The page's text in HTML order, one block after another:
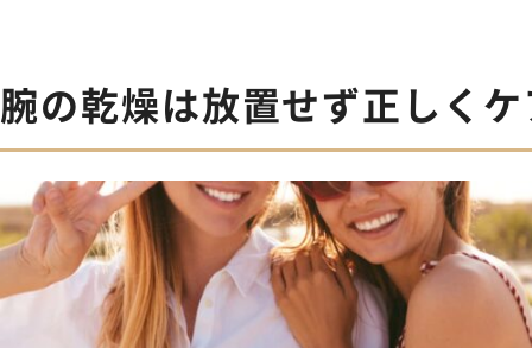
腕の乾燥は放置せず正しく